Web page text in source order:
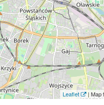
Leaflet | Map